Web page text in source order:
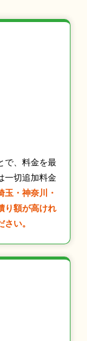
で、料金を最
一切追加料金
玉・神奈川・
り額が高けれ
い。